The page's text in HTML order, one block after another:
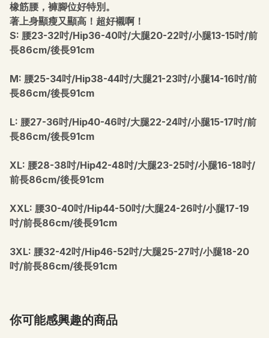
橡筋腰，褲腳位好特別。
著上身顯瘦又顯高！超好襯啊！
S: 腰23-32吋/Hip36-40吋/大腿20-22吋/小腿13-15吋/前
長86cm/後長91cm
M: 腰25-34吋/Hip38-44吋/大腿21-23吋/小腿14-16吋/前
長86cm/後長91cm
L: 腰27-36吋/Hip40-46吋/大腿22-24吋/小腿15-17吋/前
長86cm/後長91cm
XL: 腰28-38吋/Hip42-48吋/大腿23-25吋/小腿16-18吋/
前長86cm/後長91cm
XXL: 腰30-40吋/Hip44-50吋/大腿24-26吋/小腿17-19
吋/前長86cm/後長91cm
3XL: 腰32-42吋/Hip46-52吋/大腿25-27吋/小腿18-20
吋/前長86cm/後長91cm
你可能感興趣的商品